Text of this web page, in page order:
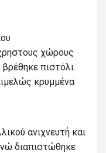
χώρους
πιστόλι
κρυμμένα
ανιχνευτή και
διαπιστώθηκε